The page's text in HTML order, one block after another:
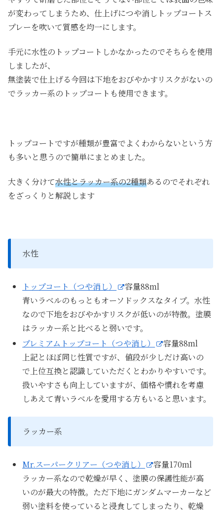
が変わってしまうため、仕上げにつや消しトップコートス
プレーを吹いて質感を均一にします。
手元に水性のトップコートしかなかったのでそちらを使用
しましたが、
無塗装で仕上げる今回は下地をおびやかすリスクがないの
でラッカー系のトップコートも使用できます。
トップコートですが種類が豊富でよくわからないという方
も多いと思うので簡単にまとめました。
大きく分けて水性とラッカー系の2種類あるのでそれぞれ
をざっくりと解説します
水性
トップコート（つや消し）
容量88ml
青いラベルのもっともオーソドックスなタイプ。水性
なので下地をおびやかすリスクが低いのが特徴。塗膜
はラッカー系と比べると弱いです。
プレミアムトップコート（つや消し）
容量88ml
上記とほぼ同じ性質ですが、値段が少しだけ高いの
で上位互換と認識していただくとわかりやすいです。
扱いやすさも向上していますが、価格や慣れを考慮
しあえて青いラベルを愛用する方もいると思います。
ラッカー系
Mr.スーパークリアー（つや消し）
容量170ml
ラッカー系なので乾燥が早く、塗膜の保護性能が高
いのが最大の特徴。ただ下地にガンダムマーカーなど
弱い塗料を使っていると浸食してしまったり、乾燥